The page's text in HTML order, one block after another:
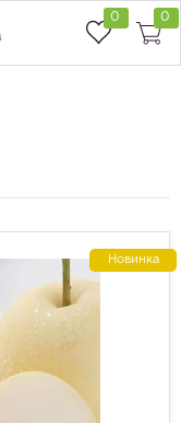
0 0
Новинка